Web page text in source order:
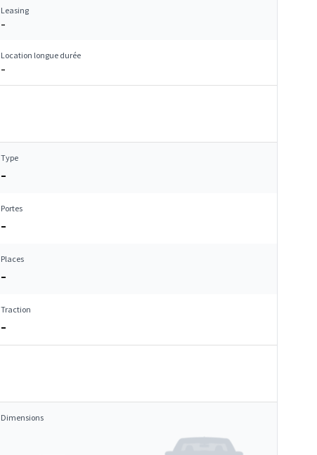
Leasing
–
Location longue durée
–
Type
–
Portes
–
Places
–
Traction
–
Dimensions